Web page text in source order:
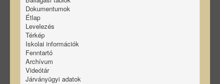
Dokumentumok
Étlap
Levelezés
Térkép
Iskolai információk
Fenntartó
Archívum
Videótár
Járványügyi adatok